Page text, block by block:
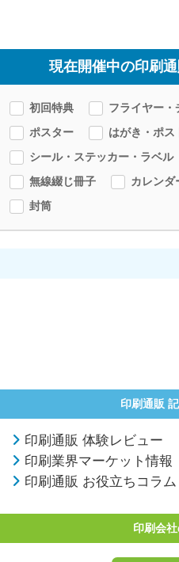
現在開催中の印刷
初回特典 フライヤー・
ポスター
はがき・ポス
シール・ステッカー・ラベル
無線綴じ冊子
カレンダ
封筒
印刷通販
印刷通販 体験レビュー
印刷業界マーケット情報
印刷通販 お役立ちコラム
印刷会